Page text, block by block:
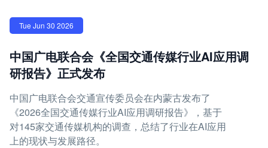
Tue Jun 30 2026
中国广电联合会《全国交通传媒行业AI应用调
研报告》正式发布
中国广电联合会交通宣传委员会在内蒙古发布了
《2026全国交通传媒行业AI应用调研报告》，基于
对145家交通传媒机构的调查，总结了行业在AI应用
上的现状与发展路径。